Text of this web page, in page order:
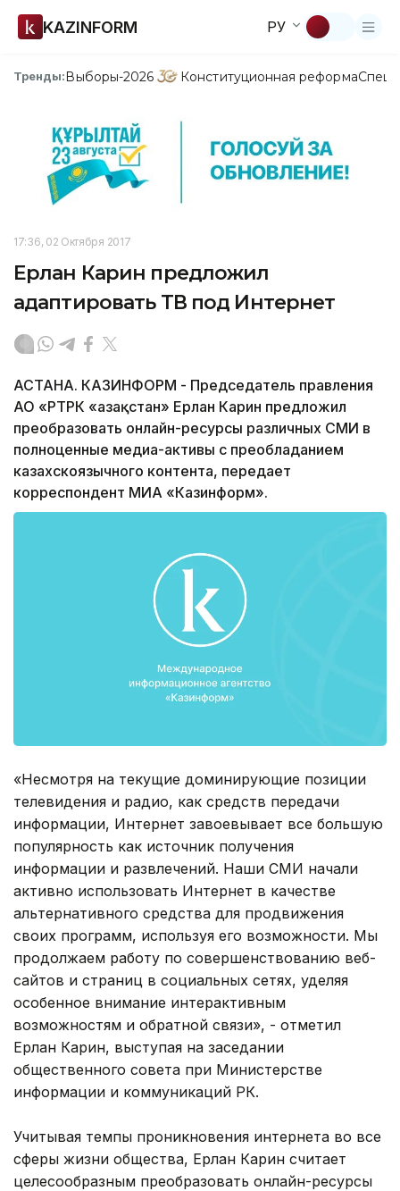
KAZINFORM РУ
Тренды:Выборы-2026 Конституционная реформа
17:36, 02 Октября 2017
Ерлан Карин предложил
адаптировать ТВ под Интернет
АСТАНА. КАЗИНФОРМ - Председатель правления
АО «РТРК «Қазақстан» Ерлан Карин предложил
преобразовать онлайн-ресурсы различных СМИ в
полноценные медиа-активы с преобладанием
казахскоязычного контента, передает
корреспондент МИА «Казинформ».
«Несмотря на текущие доминирующие позиции
телевидения и радио, как средств передачи
информации, Интернет завоевывает все большую
популярность как источник получения
информации и развлечений. Наши СМИ начали
активно использовать Интернет в качестве
альтернативного средства для продвижения
своих программ, используя его возможности. Мы
продолжаем работу по совершенствованию веб-
сайтов и страниц в социальных сетях, уделяя
особенное внимание интерактивным
возможностям и обратной связи», - отметил
Ерлан Карин, выступая на заседании
общественного совета при Министерстве
информации и коммуникаций РК.
Учитывая темпы проникновения интернета во все
сферы жизни общества, Ерлан Карин считает
целесообразным преобразовать онлайн-ресурсы